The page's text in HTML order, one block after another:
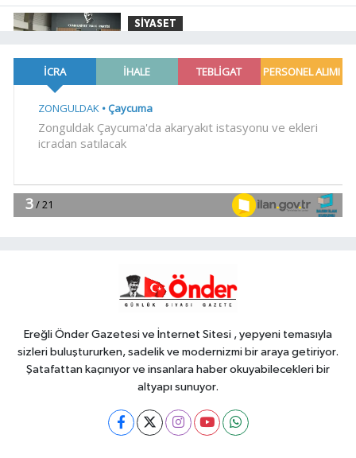
soruşturması
SİYASET
Kolları yönetimiyle buluştu
YAŞAM
23:54Arabesk müziğinin acı kaybı!
23:41Menderes Belediye Başkanı
İlkay Çiçek görevden uzaklaştırıldı
katılımlar... Gürsel Tekin: Birlikte
başaracağız
Ereğli Önder Gazetesi ve İnternet Sitesi , yepyeni temasıyla
sizleri buluştururken, sadelik ve modernizmi bir araya getiriyor.
Şatafattan kaçınıyor ve insanlara haber okuyabilecekleri bir
altyapı sunuyor.